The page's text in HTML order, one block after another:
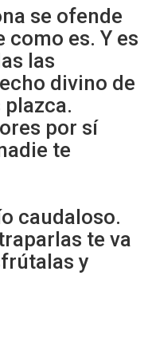
se ofende
como es. Y es
las
divino de
por sí
te
caudaloso.
te va
y